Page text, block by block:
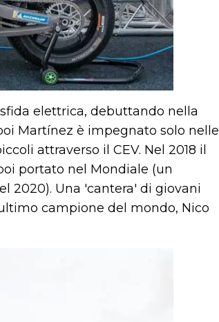
elettrica, debuttando nella
Martínez è impegnato solo nelle
attraverso il CEV. Nel 2018 il
portato nel Mondiale (un
2020). Una 'cantera' di giovani
campione del mondo, Nico